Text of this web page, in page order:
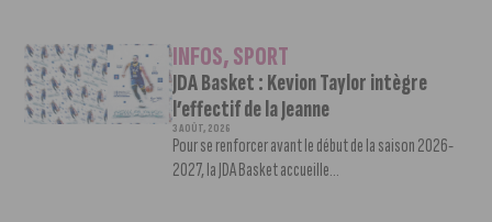
INFOS,SPORT
JDA Basket : Kevion Taylor intègre
l’effectif de la Jeanne
3 AOÛT, 2026
Pour se renforcer avant le début de la saison 2026-
2027, la JDA Basket accueille...